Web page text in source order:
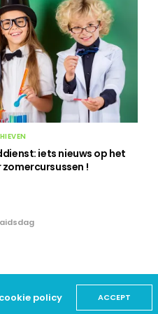
iets nieuws op het
!
cookie policy ACCEPT